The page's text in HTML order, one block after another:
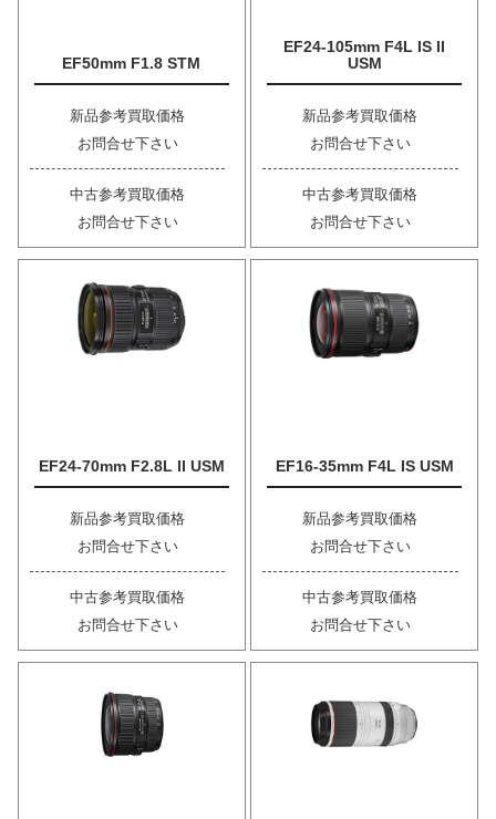
EF50mm F1.8 STM
新品参考買取価格
お問合せ下さい
中古参考買取価格
お問合せ下さい
EF24-105mm F4L IS II
USM
新品参考買取価格
お問合せ下さい
中古参考買取価格
お問合せ下さい
EF24-70mm F2.8L II USM
新品参考買取価格
お問合せ下さい
中古参考買取価格
お問合せ下さい
EF16-35mm F4L IS USM
新品参考買取価格
お問合せ下さい
中古参考買取価格
お問合せ下さい